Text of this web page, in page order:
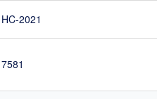
字体程序
HC-2021
7581